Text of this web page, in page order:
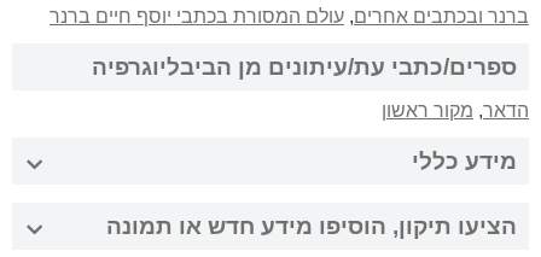
ברנר ובכתבים אחרים, עולם המסורת בכתבי יוסף חיים ברנר
ספרים/כתבי עת/עיתונים מן הביבליוגרפיה
הדאר, מקור ראשון
מידע כללי
הציעו תיקון, הוסיפו מידע חדש או תמונה